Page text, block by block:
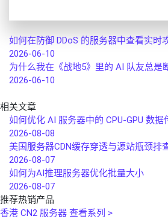
如何在防御 DDoS 的服务器中查看实时攻
2026-06-10
为什么我在《战地5》里的 AI 队友总是
2026-06-10
相关文章
如何优化 AI 服务器中的 CPU‑GPU 数据
2026-08-08
美国服务器CDN缓存穿透与源站瓶颈排
2026-08-07
如何为AI推理服务器优化批量大小
2026-08-07
推荐热销产品
香港 CN2 服务器 查看系列 >